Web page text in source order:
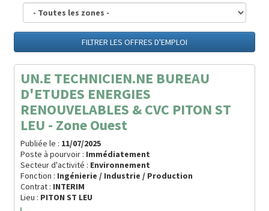
FILTRER LES OFFRES D'EMPLOI
UN.E TECHNICIEN.NE BUREAU
D'ETUDES ENERGIES
RENOUVELABLES & CVC PITON ST
LEU - Zone Ouest
Publiée le : 11/07/2025
Poste à pourvoir : Immédiatement
Secteur d'activité : Environnement
Fonction : Ingénierie / Industrie / Production
Contrat : INTERIM
Lieu : PITON ST LEU